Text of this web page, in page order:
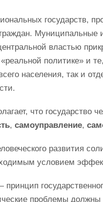
государств,
Муниципальные
властью
политике» и
населения, так и
что государство
, самоуправление,
развития
условием
принцип
проблемы